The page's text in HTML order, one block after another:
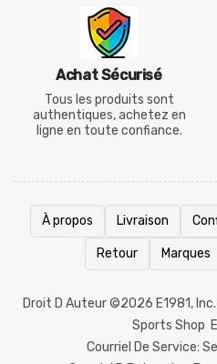
Achat Sécurisé
Tous les produits sont
authentiques, achetez en
ligne en toute confiance.
À propos Livraison
Retour Marques
Droit D Auteur ©2026 E1981,
Sports Shop
Courriel De Service: